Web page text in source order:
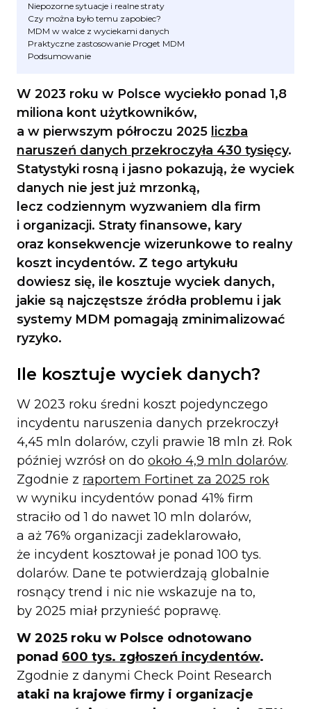
Niepozorne sytuacje i realne straty
Czy można było temu zapobiec?
MDM w walce z wyciekami danych
Praktyczne zastosowanie Proget MDM
Podsumowanie
W 2023 roku w Polsce wyciekło ponad 1,8
miliona kont użytkowników,
a w pierwszym półroczu 2025 liczba
naruszeń danych przekroczyła 430 tysięcy.
Statystyki rosną i jasno pokazują, że wyciek
danych nie jest już mrzonką,
lecz codziennym wyzwaniem dla firm
i organizacji. Straty finansowe, kary
oraz konsekwencje wizerunkowe to realny
koszt incydentów. Z tego artykułu
dowiesz się, ile kosztuje wyciek danych,
jakie są najczęstsze źródła problemu i jak
systemy MDM pomagają zminimalizować
ryzyko.
Ile kosztuje wyciek danych?
W 2023 roku średni koszt pojedynczego
incydentu naruszenia danych przekroczył
4,45 mln dolarów, czyli prawie 18 mln zł. Rok
później wzrósł on do około 4,9 mln dolarów.
Zgodnie z raportem Fortinet za 2025 rok
w wyniku incydentów ponad 41% firm
straciło od 1 do nawet 10 mln dolarów,
a aż 76% organizacji zadeklarowało,
że incydent kosztował je ponad 100 tys.
dolarów. Dane te potwierdzają globalnie
rosnący trend i nic nie wskazuje na to,
by 2025 miał przynieść poprawę.
W 2025 roku w Polsce odnotowano
ponad 600 tys. zgłoszeń incydentów.
Zgodnie z danymi Check Point Research
ataki na krajowe firmy i organizacje